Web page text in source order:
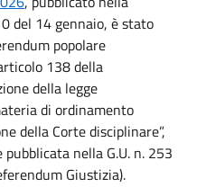
del 14 gennaio, è stato
popolare
138 della
della legge
di ordinamento
della Corte disciplinare”,
nella G.U. n. 253
Giustizia).